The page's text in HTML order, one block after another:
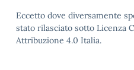
Eccetto dove diversamente
stato rilasciato sotto Licenza
Attribuzione 4.0 Italia.